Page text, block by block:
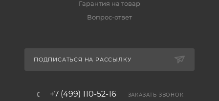
Гарантия на товар
Вопрос-ответ
ПОДПИСАТЬСЯ НА РАССЫЛКУ
+7 (499) 110-52-16 ЗАКАЗАТЬ ЗВОНОК